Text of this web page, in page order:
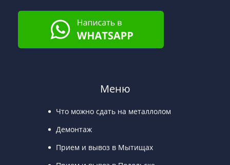
Меню
Что можно сдать на металлолом
Демонтаж
Прием и вывоз в Мытищах